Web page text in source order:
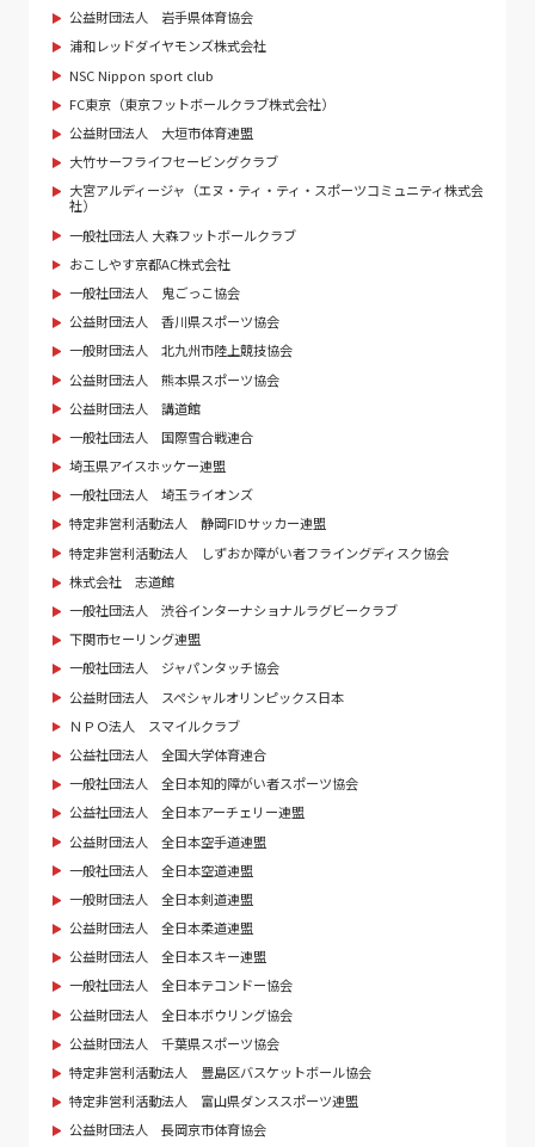
公益財団法人 岩手県体育協会
浦和レッドダイヤモンズ株式会社
NSC Nippon sport club
FC東京（東京フットボールクラブ株式会社）
公益財団法人 大垣市体育連盟
大竹サーフライフセービングクラブ
大宮アルディージャ（エヌ・ティ・ティ・スポーツコミュニティ株式会
社）
一般社団法人 大森フットボールクラブ
おこしやす京都AC株式会社
一般社団法人 鬼ごっこ協会
公益財団法人 香川県スポーツ協会
一般財団法人 北九州市陸上競技協会
公益財団法人 熊本県スポーツ協会
公益財団法人 講道館
一般社団法人 国際雪合戦連合
埼玉県アイスホッケー連盟
一般社団法人 埼玉ライオンズ
特定非営利活動法人 静岡FIDサッカー連盟
特定非営利活動法人 しずおか障がい者フライングディスク協会
株式会社 志道館
一般社団法人 渋谷インターナショナルラグビークラブ
下関市セーリング連盟
一般社団法人 ジャパンタッチ協会
公益財団法人 スペシャルオリンピックス日本
ＮＰＯ法人 スマイルクラブ
公益社団法人 全国大学体育連合
一般社団法人 全日本知的障がい者スポーツ協会
公益社団法人 全日本アーチェリー連盟
公益財団法人 全日本空手道連盟
一般社団法人 全日本空道連盟
一般財団法人 全日本剣道連盟
公益財団法人 全日本柔道連盟
公益財団法人 全日本スキー連盟
一般社団法人 全日本テコンドー協会
公益財団法人 全日本ボウリング協会
公益財団法人 千葉県スポーツ協会
特定非営利活動法人 豊島区バスケットボール協会
特定非営利活動法人 富山県ダンススポーツ連盟
公益財団法人 長岡京市体育協会